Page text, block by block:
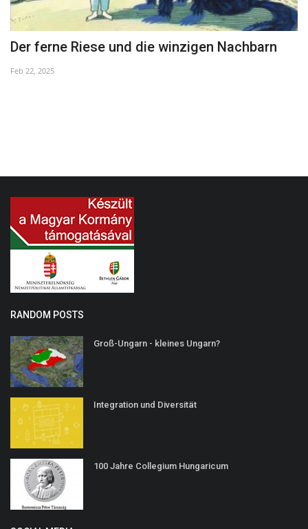
Der ferne Riese und die winzigen Nachbarn
Feb 22, 2025
RANDOM POSTS
Groß-Ungarn - kleines Ungarn?
Integration und Diversität
100 Jahre Collegium Hungaricum